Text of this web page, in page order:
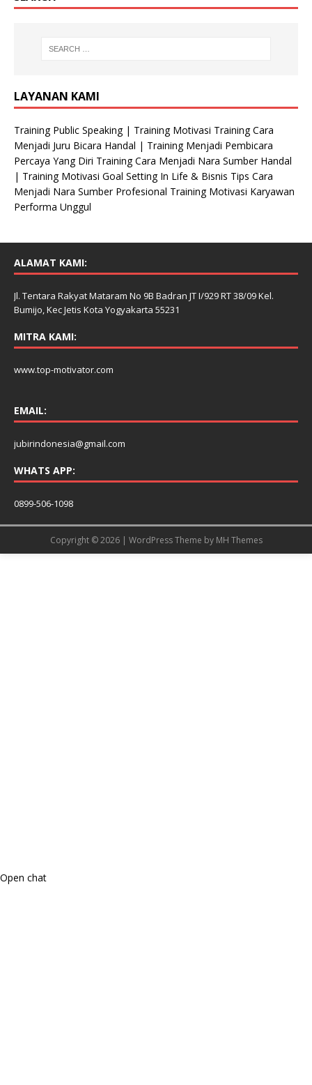
LAYANAN KAMI
Training Public Speaking | Training Motivasi Training Cara
Menjadi Juru Bicara Handal | Training Menjadi Pembicara
Percaya Yang Diri Training Cara Menjadi Nara Sumber Handal
| Training Motivasi Goal Setting In Life & Bisnis Tips Cara
Menjadi Nara Sumber Profesional Training Motivasi Karyawan
Performa Unggul
ALAMAT KAMI:
Jl. Tentara Rakyat Mataram No 9B Badran JT I/929 RT 38/09 Kel.
Bumijo, Kec Jetis Kota Yogyakarta 55231
MITRA KAMI:
www.top-motivator.com
EMAIL:
jubirindonesia@gmail.com
WHATS APP:
0899-506-1098
Copyright © 2026 | WordPress Theme by MH Themes
Open chat